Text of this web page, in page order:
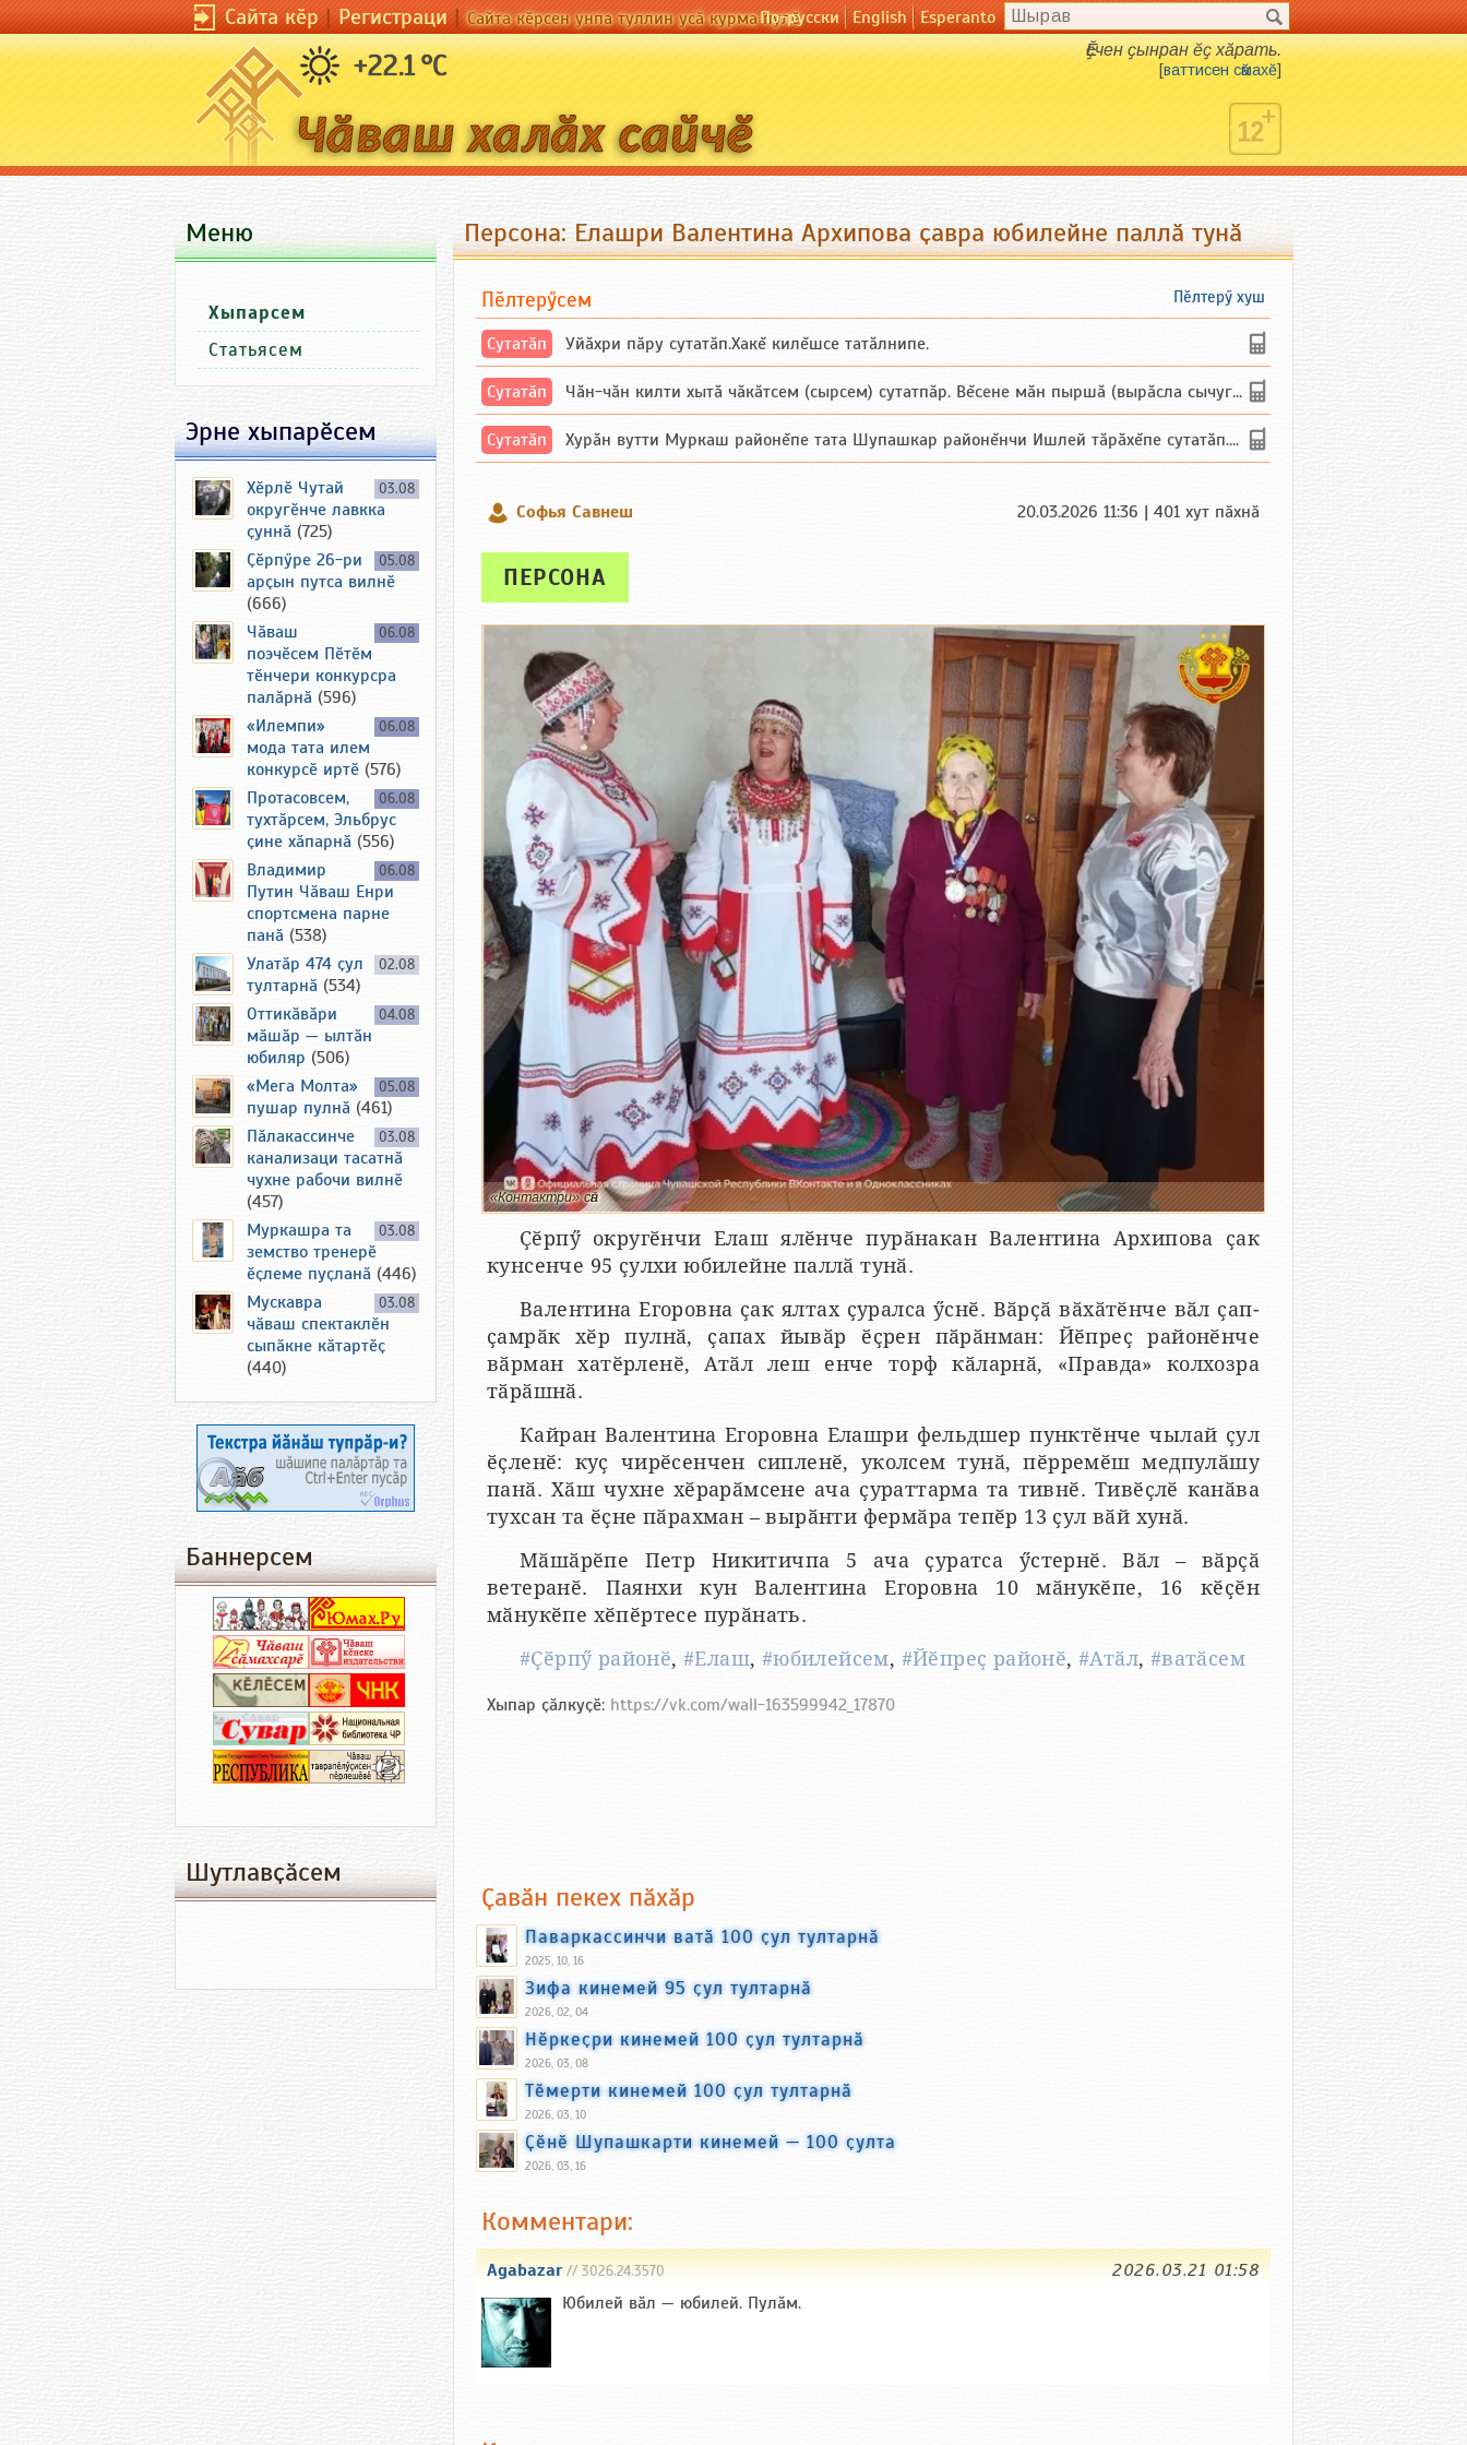
Сайта кӗр|Регистраци|Сайта кӗрсен унпа туллин усӑ курма пулӗПо-русски English Esperanto
+22.1 °C Ӗҫчен ҫынран ӗҫ хӑрать.
[ваттисен сӑмахӗ]
Персона: Елашри Валентина Архипова ҫавра юбилейне паллӑ тунӑ
Пӗлтерӳ хуш
Пӗлтерӳсем
Сутатӑп Уйăхри пăру сутатăп.Хакĕ килĕшсе татăлнипе.
Сутатӑп Чăн-чăн килти хытă чăкăтсем (сырсем) сутатпăр. Вĕсене мăн пыршă (вырăсла сычуг) ...
Сутатӑп Хурăн вутти Муркаш районĕпе тата Шупашкар районĕнчи Ишлей тăрăхĕпе сутатăп. Ха...
Софья Савнеш 20.03.2026 11:36 | 401 хут пӑхнӑ
ПЕРСОНА
«Контактри» сӑн
Ҫӗрпӳ округӗнчи Елаш ялӗнче пурӑнакан Валентина Архипова ҫак
кунсенче 95 ҫулхи юбилейне паллӑ тунӑ.
Валентина Егоровна ҫак ялтах ҫуралса ӳснӗ. Вӑрҫӑ вӑхӑтӗнче вӑл ҫап-
ҫамрӑк хӗр пулнӑ, ҫапах йывӑр ӗҫрен пӑрӑнман: Йӗпреҫ районӗнче
вӑрман хатӗрленӗ, Атӑл леш енче торф кӑларнӑ, «Правда» колхозра
тӑрӑшнӑ.
Кайран Валентина Егоровна Елашри фельдшер пунктӗнче чылай ҫул
ӗҫленӗ: куҫ чирӗсенчен сипленӗ, уколсем тунӑ, пӗрремӗш медпулӑшу
панӑ. Хӑш чухне хӗрарӑмсене ача ҫураттарма та тивнӗ. Тивӗҫлӗ канӑва
тухсан та ӗҫне пӑрахман – вырӑнти фермӑра тепӗр 13 ҫул вӑй хунӑ.
Мӑшӑрӗпе Петр Никитичпа 5 ача ҫуратса ӳстернӗ. Вӑл – вӑрҫӑ
ветеранӗ. Паянхи кун Валентина Егоровна 10 мӑнукӗпе, 16 кӗҫӗн
мӑнукӗпе хӗпӗртесе пурӑнать.
#Ҫӗрпӳ районӗ,#Елаш, #юбилейсем, #Йӗпреҫ районӗ,#Атӑл, #ватӑсем
Хыпар ҫӑлкуҫӗ: https://vk.com/wall-163599942_17870
Ҫавӑн пекех пӑхӑр
Паваркассинчи ватӑ 100 ҫул тултарнӑ
2025, 10, 16
Зифа кинемей 95 ҫул тултарнӑ
2026, 02, 04
Нӗркеҫри кинемей 100 ҫул тултарнӑ
2026, 03, 08
Тӗмерти кинемей 100 ҫул тултарнӑ
2026, 03, 10
Ҫӗнӗ Шупашкарти кинемей — 100 ҫулта
2026, 03, 16
Комментари:
Agabazar// 3026.24.3570
2026.03.21 01:58
Юбилей вăл — юбилей. Пулăм.
Меню
Хыпарсем
Статьясем
Эрне хыпарӗсем
03.08
Хӗрлӗ Чутай
округӗнче лавкка
ҫуннӑ (725)
05.08
Ҫӗрпӳре 26-ри
арҫын путса вилнӗ
(666)
06.08
Чӑваш
поэчӗсем Пӗтӗм
тӗнчери конкурсра
палӑрнӑ (596)
06.08
«Илемпи»
мода тата илем
конкурсӗ иртӗ (576)
06.08
Протасовсем,
тухтӑрсем, Эльбрус
ҫине хӑпарнӑ (556)
06.08
Владимир
Путин Чӑваш Енри
спортсмена парне
панӑ (538)
02.08
Улатӑр 474 ҫул
тултарнӑ (534)
04.08
Оттикӑвӑри
мӑшӑр — ылтӑн
юбиляр (506)
05.08
«Мега Молта»
пушар пулнӑ (461)
03.08
Пӑлакассинче
канализаци тасатнӑ
чухне рабочи вилнӗ
(457)
03.08
Муркашра та
земство тренерӗ
ӗҫлеме пуҫланӑ (446)
03.08
Мускавра
чӑваш спектаклӗн
сыпӑкне кӑтартӗҫ
(440)
Баннерсем
Шутлавҫӑсем